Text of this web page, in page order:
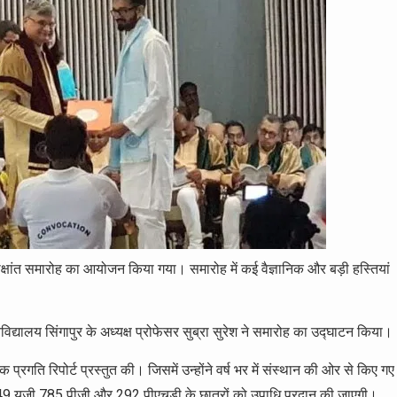
समारोह का आयोजन किया गया। समारोह में कई वैज्ञानिक और बड़ी हस्तियां
सिंगापुर के अध्यक्ष प्रोफेसर सुब्रा सुरेश ने समारोह का उद्घाटन किया।
रिपोर्ट प्रस्तुत की। जिसमें उन्होंने वर्ष भर में संस्थान की ओर से किए गए